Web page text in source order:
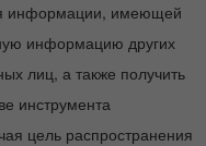
информации, имеющей
информацию других
лиц, а также получить
инструмента
цель распространения